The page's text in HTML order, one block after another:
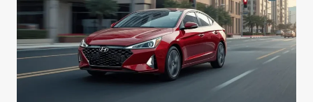
تاكسي
الخيران